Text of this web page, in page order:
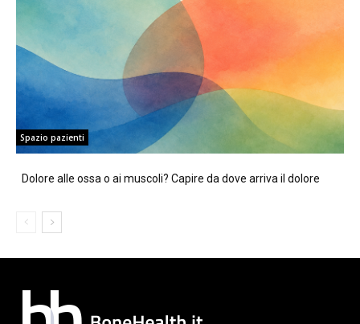
Spazio pazienti
Dolore alle ossa o ai muscoli? Capire da dove arriva il dolore